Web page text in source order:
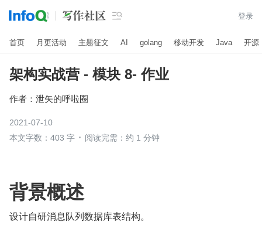
 登录
首页 月更活动 主题征文 AI golang 移动开发 Java 开源
架构实战营 - 模块 8- 作业
作者： 泄矢的呼啦圈
2021-07-10
本文字数：403 字
阅读完需：约 1 分钟
背景概述
设计自研消息队列数据库表结构。